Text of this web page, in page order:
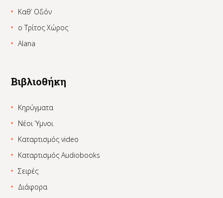
Καθ’ Οδόν
ο Τρίτος Χώρος
Alana
Βιβλιοθήκη
Κηρύγματα
Νέοι Ύμνοι
Καταρτισμός video
Καταρτισμός Audiobooks
Σειρές
Διάφορα